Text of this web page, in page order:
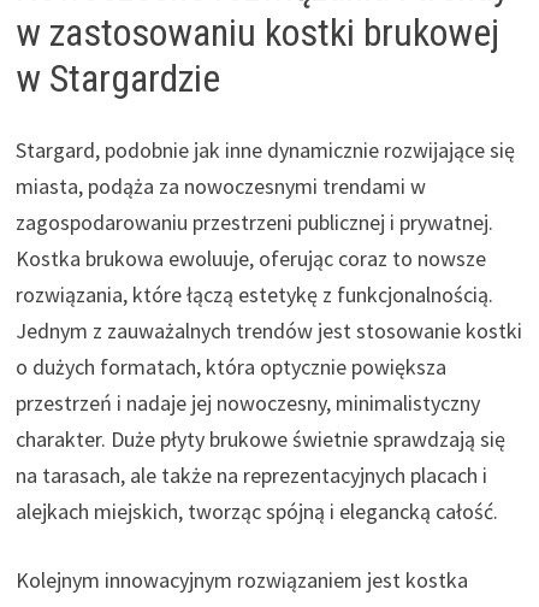
w zastosowaniu kostki brukowej
w Stargardzie
Stargard, podobnie jak inne dynamicznie rozwijające się
miasta, podąża za nowoczesnymi trendami w
zagospodarowaniu przestrzeni publicznej i prywatnej.
Kostka brukowa ewoluuje, oferując coraz to nowsze
rozwiązania, które łączą estetykę z funkcjonalnością.
Jednym z zauważalnych trendów jest stosowanie kostki
o dużych formatach, która optycznie powiększa
przestrzeń i nadaje jej nowoczesny, minimalistyczny
charakter. Duże płyty brukowe świetnie sprawdzają się
na tarasach, ale także na reprezentacyjnych placach i
alejkach miejskich, tworząc spójną i elegancką całość.
Kolejnym innowacyjnym rozwiązaniem jest kostka